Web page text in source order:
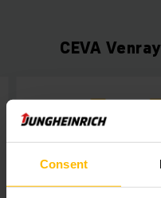
Consent
CEVA